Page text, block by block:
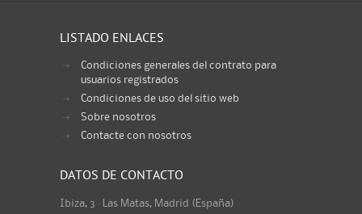
LISTADO ENLACES
Condiciones generales del contrato para
usuarios registrados
Condiciones de uso del sitio web
Sobre nosotros
Contacte con nosotros
DATOS DE CONTACTO
Ibiza, 3 · Las Matas, Madrid (España)